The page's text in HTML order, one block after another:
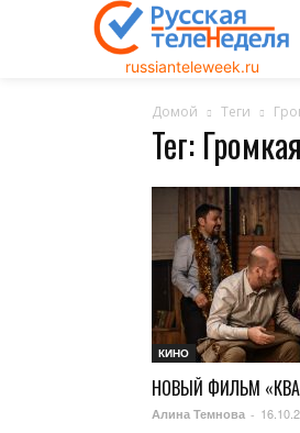
russianteleweek.ru
Домой Теги
Тег:
КИНО
НОВЫЙ ФИЛЬМ
Алина Темнова -